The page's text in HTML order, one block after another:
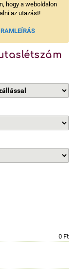
hogy a weboldalon
az utazást!
0 Ft